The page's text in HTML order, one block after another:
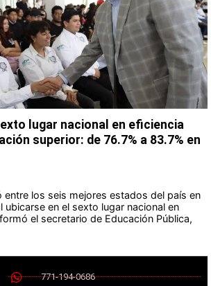
lugar nacional en eficiencia
superior: de 76.7% a 83.7% en
entre los seis mejores estados del país en
ubicarse en el sexto lugar nacional en
el secretario de Educación Pública,
771-194-0686